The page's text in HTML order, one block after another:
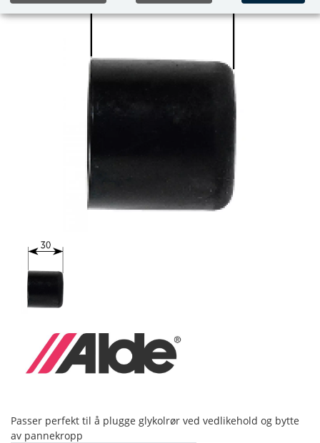
Passer perfekt til å plugge glykolrør ved vedlikehold og bytte
av pannekropp